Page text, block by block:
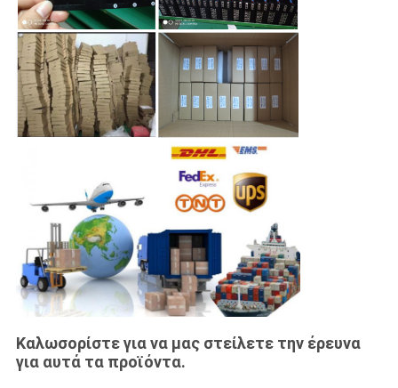
Καλωσορίστε για να μας στείλετε την έρευνα
για αυτά τα προϊόντα.